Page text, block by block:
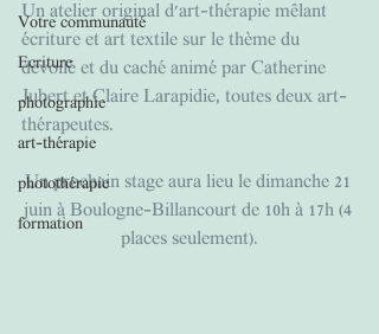
Votre communauté
Ecriture
photographie
art-thérapie
photothérapie
formation
Un atelier original d'art-thérapie mêlant
écriture et art textile sur le thème du
dévoilé et du caché animé par Catherine
Jubert et Claire Larapidie, toutes deux art-
thérapeutes.
Un prochain stage aura lieu le dimanche 21
juin à Boulogne-Billancourt de 10h à 17h (4
places seulement).